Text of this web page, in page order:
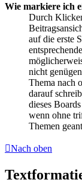
Wie markiere ich
Durch
auf die erste
nicht
Thema nach
darauf
dieses
wenn ohne
Themen
Nach oben